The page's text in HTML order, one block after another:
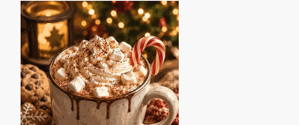
Diamond
Painting
Chocolate
caliente
Navidad